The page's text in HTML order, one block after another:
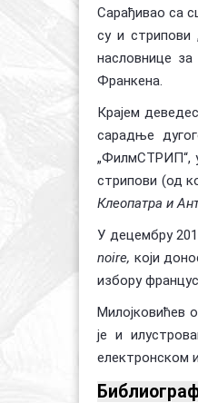
Сарађивао са
су и стрипови
насловнице
Франкена.
Крајем
сарадње
„ФилмСТРИП“,
стрипови (од
Клеопатра и
У децембру
noire, који
избору
Милојковићев
је и
електронском